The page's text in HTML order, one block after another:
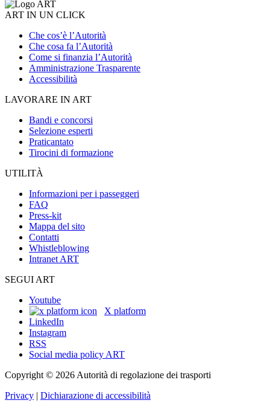
ART IN UN CLICK
Che cos’è l’Autorità
Che cosa fa l’Autorità
Come si finanzia l’Autorità
Amministrazione Trasparente
Accessibilità
LAVORARE IN ART
Bandi e concorsi
Selezione esperti
Praticantato
Tirocini di formazione
UTILITÀ
Informazioni per i passeggeri
FAQ
Press-kit
Mappa del sito
Contatti
Whistleblowing
Intranet ART
SEGUI ART
Youtube
X platform
LinkedIn
Instagram
RSS
Social media policy ART
Copyright © 2026 Autorità di regolazione dei trasporti
Privacy | Dichiarazione di accessibilità